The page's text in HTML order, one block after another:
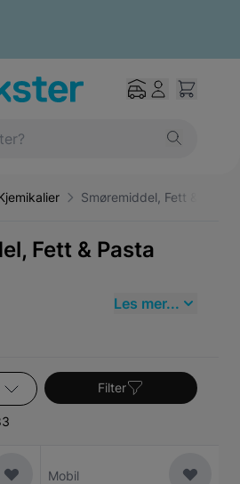
Smøremiddel, Fett & Pasta
Fett & Pasta
Les mer...
Filter
Mobil